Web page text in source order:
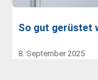
So gut gerüstet
8. September 2025